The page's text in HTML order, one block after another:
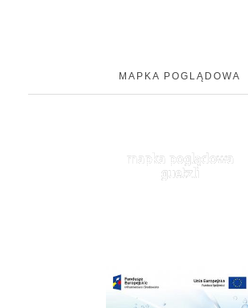
MAPKA POGLĄDOWA
mapka poglądowa
guetzli